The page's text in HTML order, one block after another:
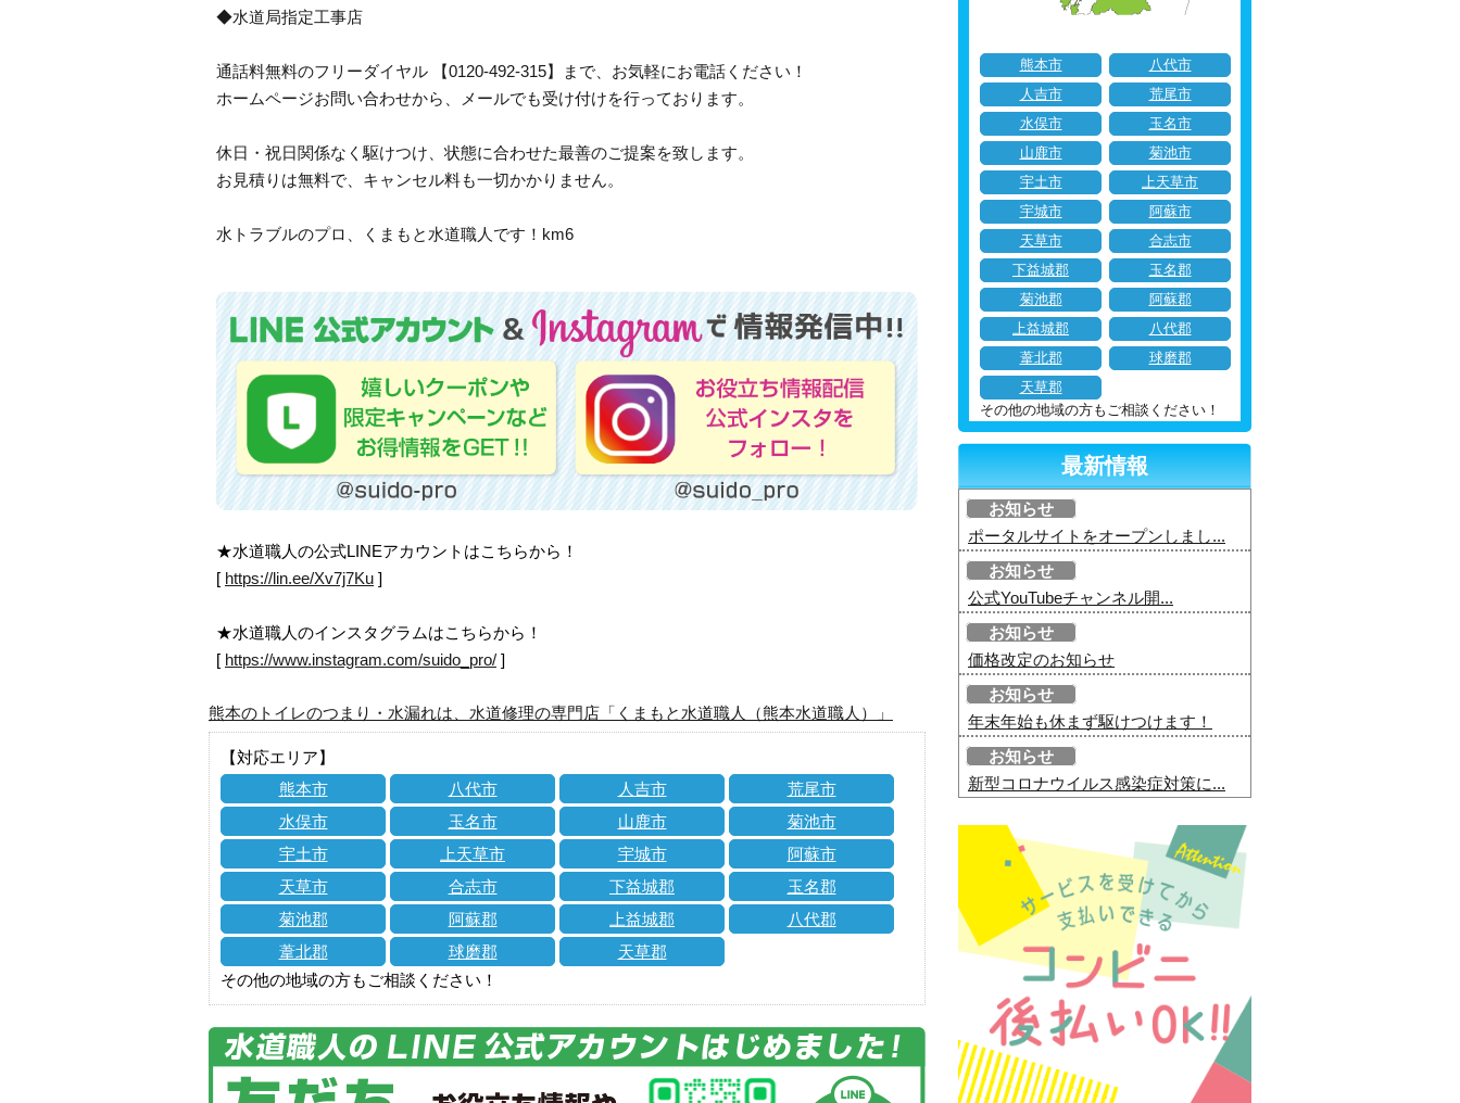
◆水道局指定工事店
通話料無料のフリーダイヤル 【0120-492-315】まで、お気軽にお電話ください！
ホームページお問い合わせから、メールでも受け付けを行っております。
休日・祝日関係なく駆けつけ、状態に合わせた最善のご提案を致します。
お見積りは無料で、キャンセル料も一切かかりません。
水トラブルのプロ、くまもと水道職人です！km6
★水道職人の公式LINEアカウントはこちらから！
[ https://lin.ee/Xv7j7Ku ]
★水道職人のインスタグラムはこちらから！
[ https://www.instagram.com/suido_pro/ ]
熊本のトイレのつまり・水漏れは、水道修理の専門店「くまもと水道職人（熊本水道職人）」
【対応エリア】
熊本市
八代市 人吉市
荒尾市
水俣市
玉名市 山鹿市
菊池市
宇土市
上天草市 宇城市
阿蘇市
天草市
合志市 下益城郡
玉名郡
菊池郡
阿蘇郡 上益城郡
八代郡
葦北郡
球磨郡
天草郡
その他の地域の方もご相談ください！
熊本市
八代市
人吉市
荒尾市
水俣市
玉名市
山鹿市
菊池市
宇土市
上天草市
宇城市
阿蘇市
天草市
合志市
下益城郡
玉名郡
菊池郡
阿蘇郡
上益城郡
八代郡
葦北郡
球磨郡
天草郡
その他の地域の方もご相談ください！
最新情報
お知らせ
ポータルサイトをオープンしまし...
お知らせ
公式YouTubeチャンネル開...
お知らせ
価格改定のお知らせ
お知らせ
年末年始も休まず駆けつけます！
お知らせ
新型コロナウイルス感染症対策に...